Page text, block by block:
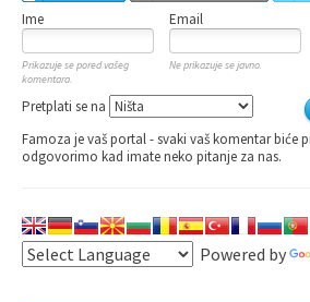
Ime Email
Prikazuje se pored vašeg
komentara.
Ne prikazuje se javno.
Pretplati se na
Famoza je vaš portal - svaki vaš komentar biće
odgovorimo kad imate neko pitanje za nas.
Powered by